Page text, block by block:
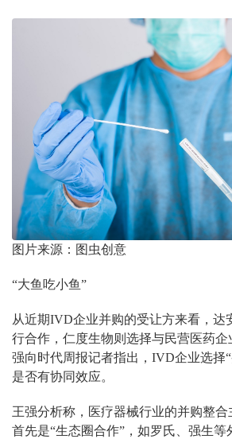
图片来源：图虫创意
“大鱼吃小鱼”
从近期IVD企业并购的受让方来看，达
行合作，仁度生物则选择与民营医药
强向时代周报记者指出，IVD企业选择
是否有协同效应。
王强分析称，医疗器械行业的并购整合
首先是“生态圈合作”，如罗氏、强生